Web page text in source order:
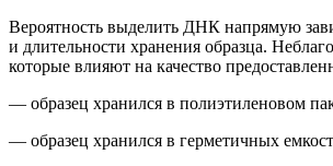
Вероятность выделить ДНК напрямую
и длительности хранения образца.
которые влияют на качество
— образец хранился в полиэтиленовом
— образец хранился в герметичных